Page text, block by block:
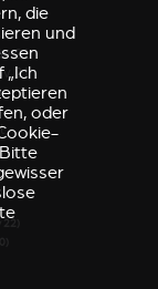
21
21
die
und
„Ich
oder